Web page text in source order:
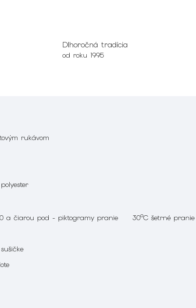
Dlhoročná tradícia
od roku 1995
rukávom
30oC šetrné pranie